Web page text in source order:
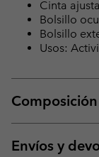
Cinta
Bolsillo
Bolsillo
Usos:
Composición
Envíos y